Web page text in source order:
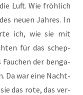
Luft. Wie fröh­lich
neu­en Jah­res. In
ich, wie sie mit
für das schep­
Fau­chen der ben­ga­
Da war eine Nacht­
das rote, das ver­